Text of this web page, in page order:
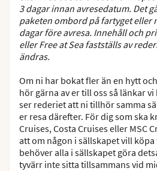
3 dagar innan avresedatum. Det
paketen ombord på fartyget eller
dagar före avresa. Innehåll och
eller Free at Sea fastställs av
ändras.
Om ni har bokat fler än en hytt
hör gärna av er till oss så länkar
ser rederiet att ni tillhör samma
er resa därefter. För dig som ska
Cruises, Costa Cruises eller MSC
att om någon i sällskapet vill
behöver alla i sällskapet göra
tyvärr inte sitta tillsammans vid